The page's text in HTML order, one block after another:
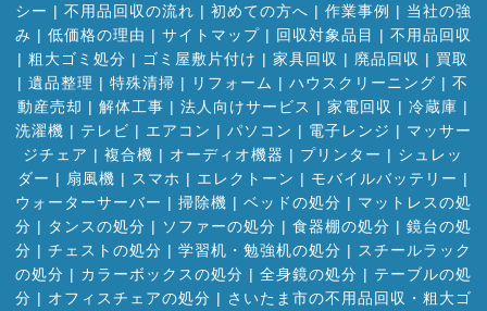
シー | 不用品回収の流れ | 初めての方へ | 作業事例 | 当社の強
み | 低価格の理由 | サイトマップ| 回収対象品目 | 不用品回収
| 粗大ゴミ処分 | ゴミ屋敷片付け | 家具回収 | 廃品回収 | 買取
| 遺品整理 | 特殊清掃 | リフォーム | ハウスクリーニング | 不
動産売却 | 解体工事 | 法人向けサービス | 家電回収 | 冷蔵庫 |
洗濯機 | テレビ | エアコン | パソコン | 電子レンジ | マッサー
ジチェア | 複合機 | オーディオ機器 | プリンター | シュレッ
ダー | 扇風機 | スマホ | エレクトーン | モバイルバッテリー |
ウォーターサーバー | 掃除機 | ベッドの処分 | マットレスの処
分 | タンスの処分 | ソファーの処分 | 食器棚の処分 | 鏡台の処
分 | チェストの処分 | 学習机・勉強机の処分 | スチールラック
の処分 | カラーボックスの処分 | 全身鏡の処分 | テーブルの処
分 | オフィスチェアの処分 | さいたま市の不用品回収・粗大ゴ